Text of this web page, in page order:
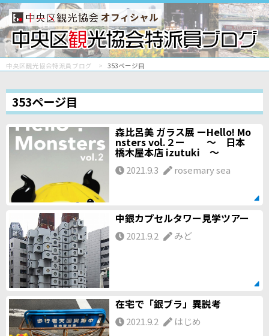
オフィシャル
中央区観光協会特派員ブログ 353ページ目
353ページ目
森比呂美 ガラス展 ーHello! Mo
nsters vol.２ー ～ 日本
橋木屋本店 izutuki ～
2021.9.3 rosemary sea
中銀カプセルタワー見学ツアー
2021.9.2 みど
在宅で「銀ブラ」異説考
2021.9.2 はじめ